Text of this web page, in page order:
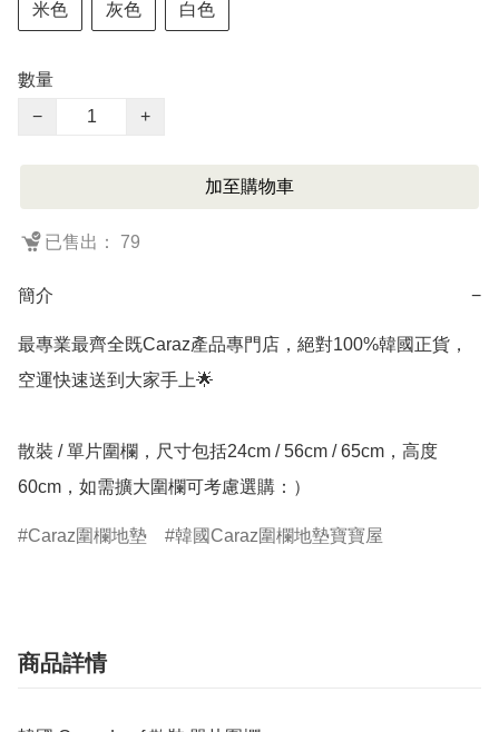
米色 灰色 白色
數量
−
+
加至購物車
已售出： 79
簡介 −
最專業最齊全既Caraz產品專門店，絕對100%韓國正貨，
空運快速送到大家手上🌟
散裝 / 單片圍欄，尺寸包括24cm / 56cm / 65cm，高度
60cm，如需擴大圍欄可考慮選購：）
Caraz圍欄地墊 韓國Caraz圍欄地墊寶寶屋
商品詳情